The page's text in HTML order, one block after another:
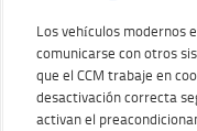
Los vehículos modernos
comunicarse con otros
que el CCM trabaje en
desactivación correcta
activan el